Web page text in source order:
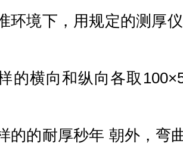
环境下，用规定的测厚
的横向和纵向各取
的的耐厚秒年 朝外，弯